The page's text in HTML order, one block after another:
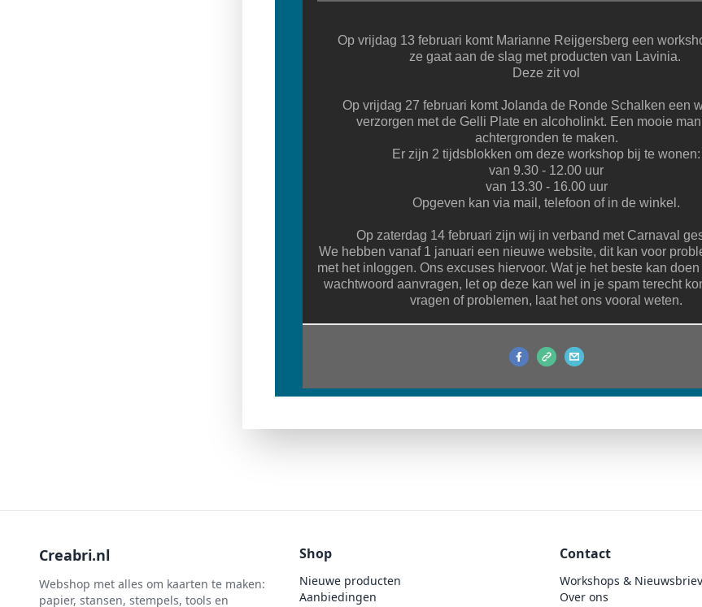
Op vrijdag 13 februari komt Marianne Reijgersberg een
ze gaat aan de slag met producten van Lavinia.
Deze zit vol
Op vrijdag 27 februari komt Jolanda de Ronde Schalken een
verzorgen met de Gelli Plate en alcoholinkt. Een mooie
achtergronden te maken.
Er zijn 2 tijdsblokken om deze workshop bij te wonen:
van 9.30 - 12.00 uur
van 13.30 - 16.00 uur
Opgeven kan via mail, telefoon of in de winkel.
Op zaterdag 14 februari zijn wij in verband met Carnaval
We hebben vanaf 1 januari een nieuwe website, dit kan voor
met het inloggen. Ons excuses hiervoor. Wat je het beste kan
wachtwoord aanvragen, let op deze kan wel in je spam terecht
vragen of problemen, laat het ons vooral weten.
Creabri.nl
Webshop met alles om kaarten te maken:
papier, stansen, stempels, tools en
Shop
Nieuwe producten
Aanbiedingen
Contact
Workshops &
Over ons